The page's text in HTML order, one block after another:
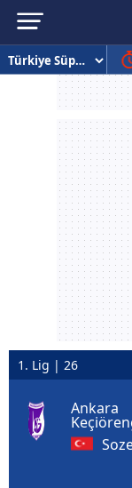
1. Lig | 26
Ankara